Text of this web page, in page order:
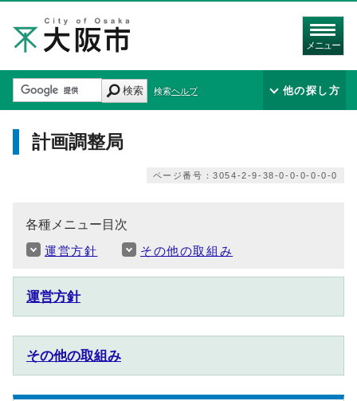
メニュー
検索 検索ヘルプ 他の探し方
計画調整局
ページ番号：3054-2-9-38-0-0-0-0-0-0
各種メニュー目次
運営方針 その他の取組み
運営方針
その他の取組み